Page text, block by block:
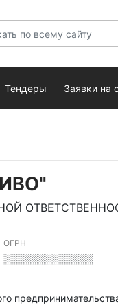
Тендеры Заявки на
ОГРН
░░░░░░░░░░░░░